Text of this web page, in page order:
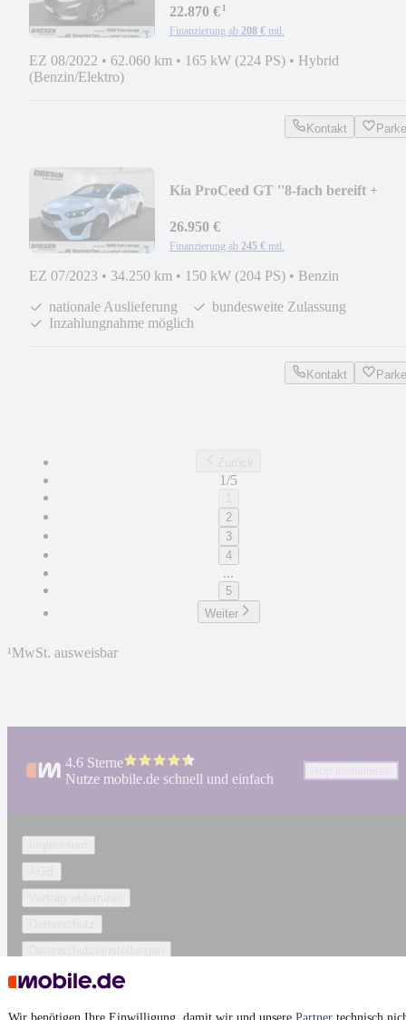
22.870 €¹
Finanzierung ab 208 € mtl.
EZ 08/2022 • 62.060 km • 165 kW (224 PS) • Hybrid
(Benzin/Elektro)
Kontakt
Kia ProCeed GT ''8-fach bereift +
26.950 €
Finanzierung ab 245 € mtl.
EZ 07/2023 • 34.250 km • 150 kW (204 PS) • Benzin
nationale Auslieferung
bundesweite Zulassung
Inzahlungnahme möglich
Kontakt
1/5
2
3
4
...
5
Weiter
¹MwSt. ausweisbar
4.6 Sterne
Nutze mobile.de schnell und einfach
Erklärung zur Barrierefreiheit